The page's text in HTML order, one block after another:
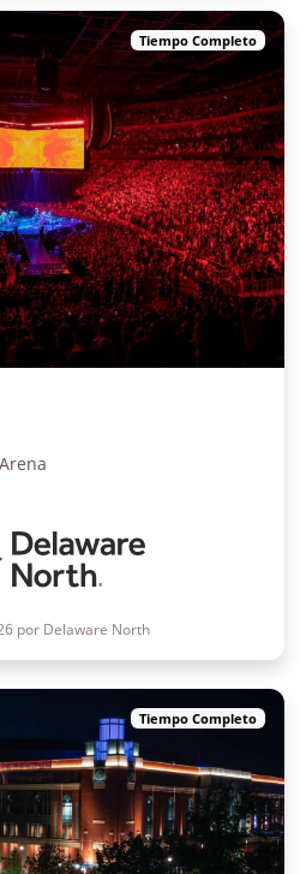
Tiempo Completo
por Delaware North
Tiempo Completo